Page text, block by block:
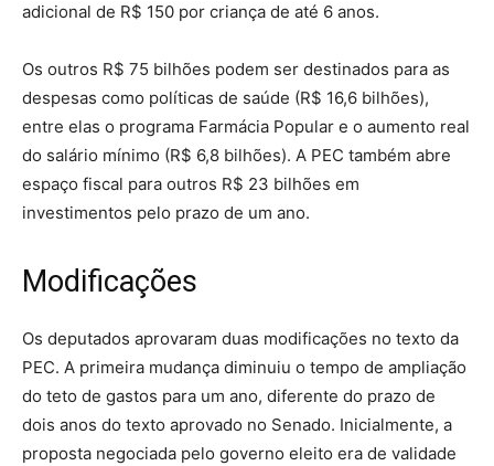
adicional de R$ 150 por criança de até 6 anos.
Os outros R$ 75 bilhões podem ser destinados para as
despesas como políticas de saúde (R$ 16,6 bilhões),
entre elas o programa Farmácia Popular e o aumento real
do salário mínimo (R$ 6,8 bilhões). A PEC também abre
espaço fiscal para outros R$ 23 bilhões em
investimentos pelo prazo de um ano.
Modificações
Os deputados aprovaram duas modificações no texto da
PEC. A primeira mudança diminuiu o tempo de ampliação
do teto de gastos para um ano, diferente do prazo de
dois anos do texto aprovado no Senado. Inicialmente, a
proposta negociada pelo governo eleito era de validade